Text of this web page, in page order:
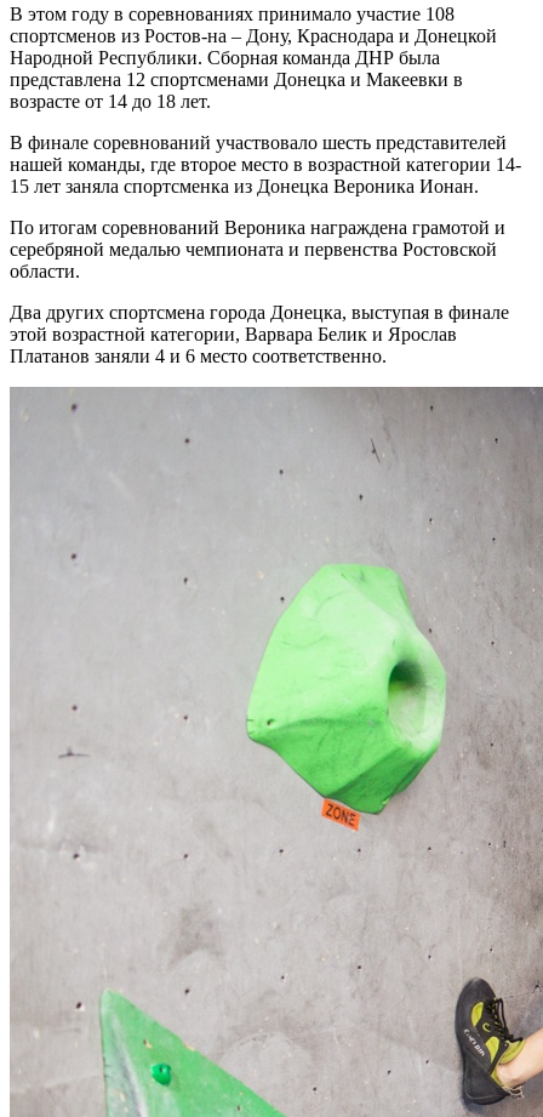
В этом году в соревнованиях принимало участие 108
спортсменов из Ростов-на – Дону, Краснодара и Донецкой
Народной Республики. Сборная команда ДНР была
представлена 12 спортсменами Донецка и Макеевки в
возрасте от 14 до 18 лет.
В финале соревнований участвовало шесть представителей
нашей команды, где второе место в возрастной категории 14-
15 лет заняла спортсменка из Донецка Вероника Ионан.
По итогам соревнований Вероника награждена грамотой и
серебряной медалью чемпионата и первенства Ростовской
области.
Два других спортсмена города Донецка, выступая в финале
этой возрастной категории, Варвара Белик и Ярослав
Платанов заняли 4 и 6 место соответственно.